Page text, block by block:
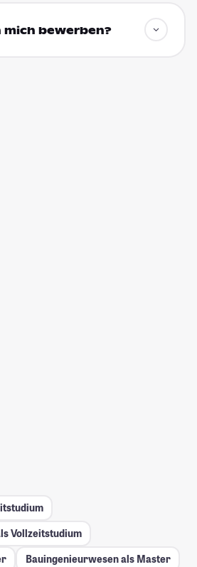
mich bewerben?
Vollzeitstudium
Bauingenieurwesen als Master